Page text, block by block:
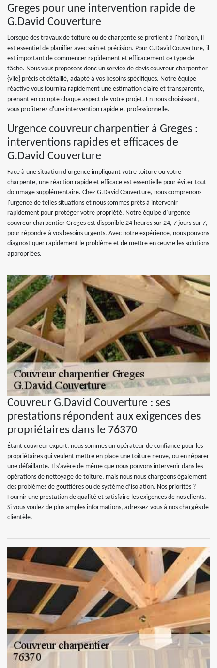
Greges pour une intervention rapide de
G.David Couverture
Lorsque des travaux de toiture ou de charpente se profilent à l'horizon, il
est essentiel de planifier avec soin et précision. Pour G.David Couverture, il
est important de commencer rapidement et efficacement ce type de
tâche. Nous vous proposons donc un service de devis couvreur charpentier
{vile} précis et détaillé, adapté à vos besoins spécifiques. Notre équipe
réactive vous fournira rapidement une estimation claire et transparente,
prenant en compte chaque aspect de votre projet. En nous choisissant,
vous profiterez d'une intervention rapide et professionnelle.
Urgence couvreur charpentier à Greges :
interventions rapides et efficaces de
G.David Couverture
Face à une situation d'urgence impliquant votre toiture ou votre
charpente, une réaction rapide et efficace est essentielle pour éviter tout
dommage supplémentaire. Chez G.David Couverture, nous comprenons
l'urgence de telles situations et nous sommes prêts à intervenir
rapidement pour protéger votre propriété. Notre équipe d’urgence
couvreur charpentier Greges est disponible 24 heures sur 24, 7 jours sur 7,
pour répondre à vos besoins urgents. Avec notre expérience, nous pouvons
diagnostiquer rapidement le problème et de mettre en œuvre les solutions
appropriées.
Couvreur G.David Couverture : ses
prestations répondent aux exigences des
propriétaires dans le 76370
Étant couvreur expert, nous sommes un opérateur de confiance pour les
propriétaires qui veulent mettre en place une toiture neuve, ou en réparer
une défaillante. Il s’avère de même que nous pouvons intervenir dans les
opérations de nettoyage de toiture, mais nous nous chargeons également
des problèmes de gouttières ou de système d’isolation. Nos priorités ?
Fournir une prestation de qualité et satisfaire les exigences de nos clients.
Si vous voulez de plus amples informations, adressez-vous à nos chargés de
clientèle.